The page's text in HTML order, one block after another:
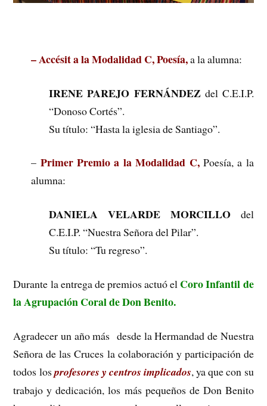
– Accésit a la Modalidad C, Poesía,a la alumna:
IRENE PAREJO FERNÁNDEZdel C.E.I.P.
“Donoso Cortés”.
Su título: “Hasta la iglesia de Santiago”.
– Primer Premio a la Modalidad C, Poesía, a la
alumna:
DANIELA VELARDE MORCILLOdel
C.E.I.P. “Nuestra Señora del Pilar”.
Su título: “Tu regreso”.
Durante la entrega de premios actuó el Coro Infantil de
la Agrupación Coral de Don Benito.
Agradecer un año más desde la Hermandad de Nuestra
Señora de las Cruces la colaboración y participación de
todos losprofesores y centros implicados, ya que con su
trabajo y dedicación, los más pequeños de Don Benito